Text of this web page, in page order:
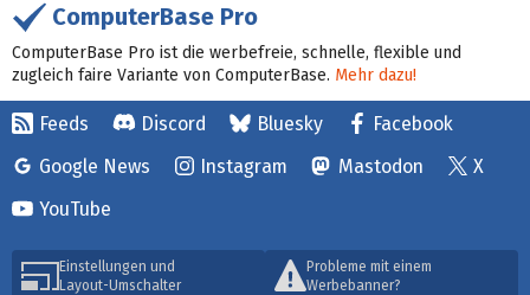
ComputerBase Pro
ComputerBase Pro ist die werbefreie, schnelle, flexible und
zugleich faire Variante von ComputerBase. Mehr dazu!
Feeds Discord Bluesky
Facebook
Google News
Instagram Mastodon
X
YouTube
Einstellungen und
Layout-Umschalter
Probleme mit einem
Werbebanner?